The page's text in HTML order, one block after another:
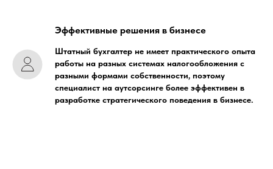
Эффективные решения в бизнесе
Штатный бухгалтер не имеет практического опыта
работы на разных системах налогообложения с
разными формами собственности, поэтому
специалист на аутсорсинге более эффективен в
разработке стратегического поведения в бизнесе.